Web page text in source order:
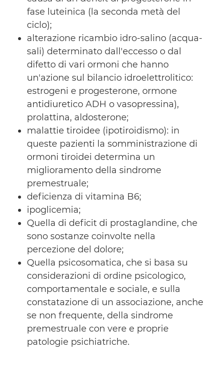
fase luteinica (la seconda metà del
ciclo);
alterazione ricambio idro-salino (acqua-
sali) determinato dall'eccesso o dal
difetto di vari ormoni che hanno
un'azione sul bilancio idroelettrolitico:
estrogeni e progesterone, ormone
antidiuretico ADH o vasopressina),
prolattina, aldosterone;
malattie tiroidee (ipotiroidismo): in
queste pazienti la somministrazione di
ormoni tiroidei determina un
miglioramento della sindrome
premestruale;
deficienza di vitamina B6;
ipoglicemia;
Quella di deficit di prostaglandine, che
sono sostanze coinvolte nella
percezione del dolore;
Quella psicosomatica, che si basa su
considerazioni di ordine psicologico,
comportamentale e sociale, e sulla
constatazione di un associazione, anche
se non frequente, della sindrome
premestruale con vere e proprie
patologie psichiatriche.